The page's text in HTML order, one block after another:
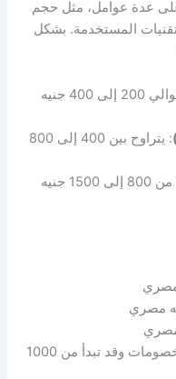
عدة عوامل، مثل حجم
المستخدمة. بشكل
: حوالي 200 إلى 400 جنيه
: يتراوح بين 400 إلى 800
: من 800 إلى 1500 جنيه
: قد تتوفر خصومات وقد تبدأ من 1000